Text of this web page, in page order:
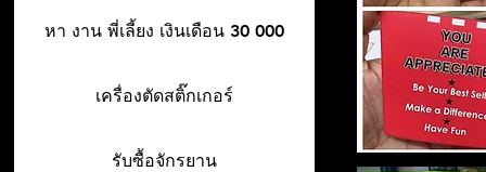
หา งาน พี่เลี้ยง เงินเดือน 30 000
เครื่องตัดสติ๊กเกอร์
รับซื้อจักรยาน